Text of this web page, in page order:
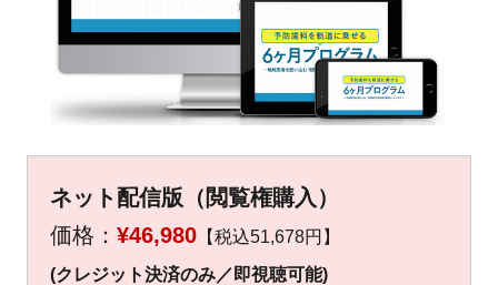
ネット配信版（閲覧権購入）
価格： ¥46,980【税込51,678円】
(クレジット決済のみ／即視聴可能)